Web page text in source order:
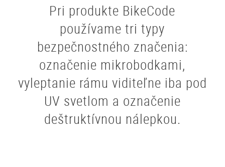
Pri produkte BikeCode
používame tri typy
bezpečnostného značenia:
označenie mikrobodkami,
vyleptanie rámu viditeľne iba pod
UV svetlom a označenie
deštruktívnou nálepkou.